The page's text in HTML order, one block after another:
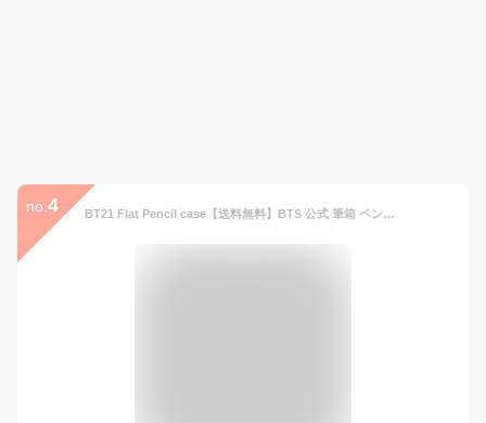
no. 4 BT21 Flat Pencil case【送料無料】BTS 公式 筆箱 ペンケース グッズ 公式グッズ BT21 BT21グッズ 人気 韓国 ペンケース おしゃれ かわいい タタ チミー クッキー シュッキー マン コヤ RJ 筆箱 学校